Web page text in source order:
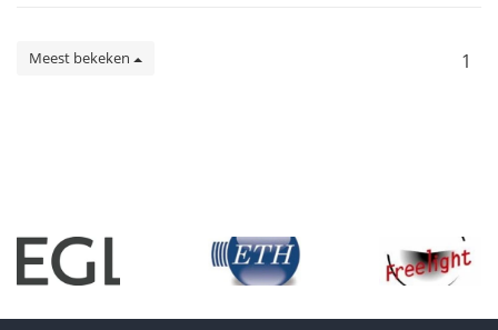
Meest bekeken 1